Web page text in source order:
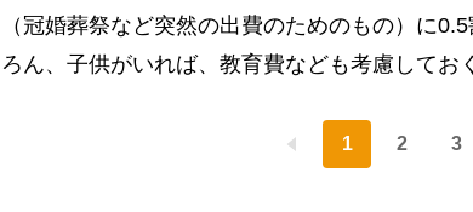
（冠婚葬祭など突然の出費のためのもの）に
ろん、子供がいれば、教育費なども考慮してお
1 2 3